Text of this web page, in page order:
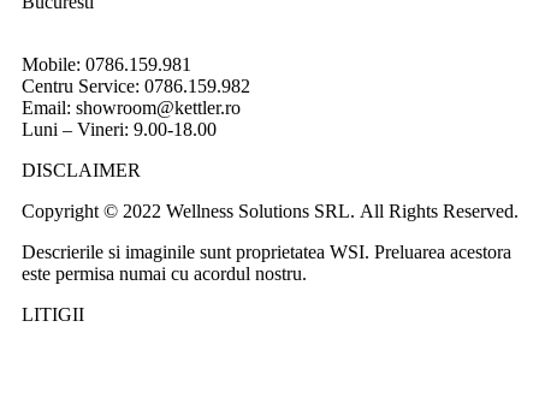
Mobile: 0786.159.981
Centru Service: 0786.159.982
Email: showroom@kettler.ro
Luni – Vineri: 9.00-18.00
DISCLAIMER
Copyright © 2022 Wellness Solutions SRL. All Rights Reserved.
Descrierile si imaginile sunt proprietatea WSI. Preluarea acestora
este permisa numai cu acordul nostru.
LITIGII